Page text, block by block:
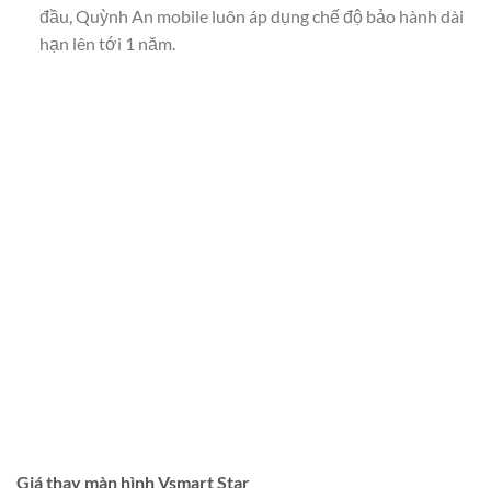
đầu, Quỳnh An mobile luôn áp dụng chế độ bảo hành dài
hạn lên tới 1 năm.
Giá thay màn hình Vsmart Star